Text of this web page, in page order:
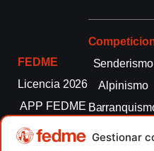
Gestionar
FEDME
Licencia 2026
APP FEDME
Transparencia
Senderismo
Alpinismo
montaña